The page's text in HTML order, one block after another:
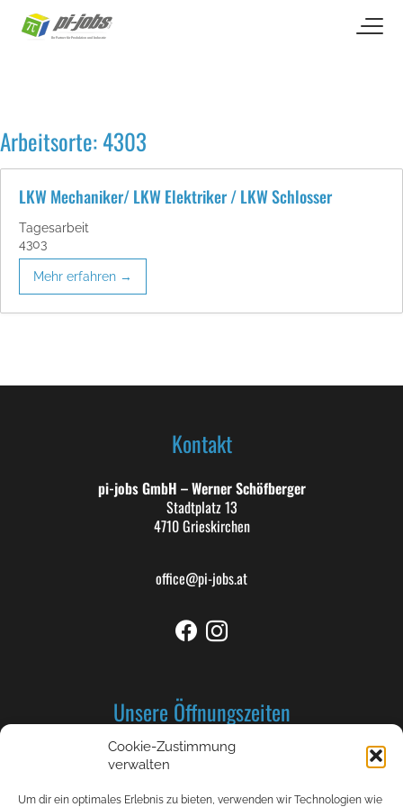
Cookie-Zustimmung
verwalten
Um dir ein optimales Erlebnis zu bieten, verwenden wir Technologien wie
Arbeitsorte:4303
LKW Mechaniker/ LKW Elektriker / LKW Schlosser
Tagesarbeit
4303
Mehr erfahren
Kontakt
pi-jobs GmbH – Werner Schöfberger
Stadtplatz 13
4710 Grieskirchen
office@pi-jobs.at
Unsere Öffnungszeiten
Montag bis Donnerstag: 8-12 und 13-17 Uhr
Freitag 8-12 Uhr